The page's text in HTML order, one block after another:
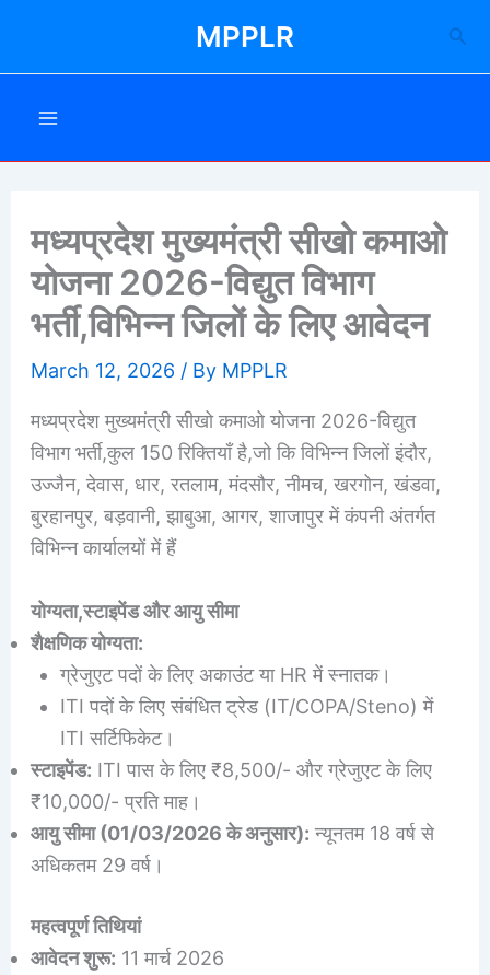
content
MPPLR
मध्यप्रदेश मुख्यमंत्री सीखो कमाओ
योजना 2026-विद्युत विभाग
भर्ती,विभिन्न जिलों के लिए आवेदन
March 12, 2026 / By MPPLR
मध्यप्रदेश मुख्यमंत्री सीखो कमाओ योजना 2026-विद्युत
विभाग भर्ती,कुल 150 रिक्तियाँ है,जो कि विभिन्न जिलों इंदौर,
उज्जैन, देवास, धार, रतलाम, मंदसौर, नीमच, खरगोन, खंडवा,
बुरहानपुर, बड़वानी, झाबुआ, आगर, शाजापुर में कंपनी अंतर्गत
विभिन्न कार्यालयों में हैं
योग्यता,स्टाइपेंड और आयु सीमा
शैक्षणिक योग्यता:
ग्रेजुएट पदों के लिए अकाउंट या HR में स्नातक।
ITI पदों के लिए संबंधित ट्रेड (IT/COPA/Steno) में
ITI सर्टिफिकेट।
स्टाइपेंड: ITI पास के लिए ₹8,500/- और ग्रेजुएट के लिए
₹10,000/- प्रति माह।
आयु सीमा (01/03/2026 के अनुसार): न्यूनतम 18 वर्ष से
अधिकतम 29 वर्ष।
महत्वपूर्ण तिथियां
आवेदन शुरू: 11 मार्च 2026